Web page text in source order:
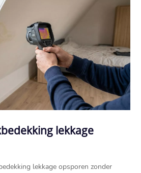
lekkage
lekkage opsporen zonder